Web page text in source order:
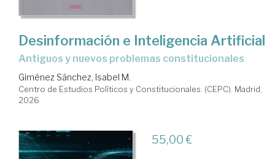
Desinformación e Inteligencia Artificial
Antiguos y nuevos problemas constitucionales
Giménez Sánchez, Isabel M.
Centro de Estudios Políticos y Constitucionales. (CEPC). Madrid,
2026
55,00 €